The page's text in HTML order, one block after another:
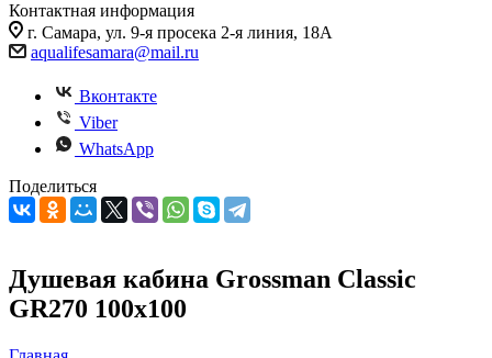
Контактная информация
г. Самара, ул. 9-я просека 2-я линия, 18А
aqualifesamara@mail.ru
Вконтакте
Viber
WhatsApp
Поделиться
Душевая кабина Grossman Classic
GR270 100x100